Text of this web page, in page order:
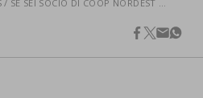
SE SEI SOCIO DI COOP NORDEST PUOI SOSTENERE I PROGETTI DI SOLIDARIETÀ DI GVC IN NICARAGUA E IN BURKINA FASO
facebook
twitter
email